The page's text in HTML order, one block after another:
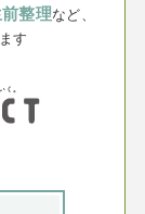
整理など、
す